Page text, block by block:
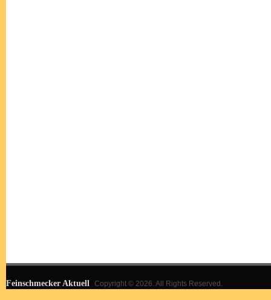
Feinschmecker Aktuell Copyright © 2026. All Rights Reserved.